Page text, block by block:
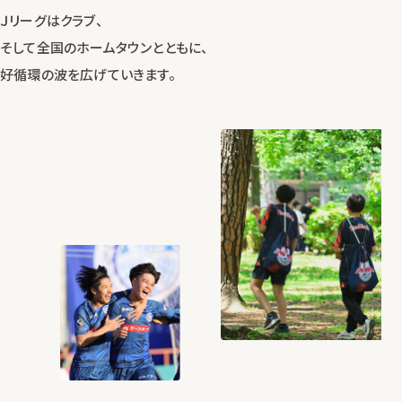
Ｊリーグはクラブ、
そして全国のホームタウンとともに、
好循環の波を広げていきます。